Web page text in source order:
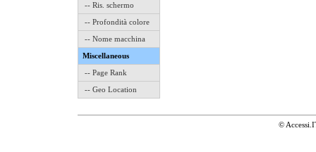
-- Ris. schermo
-- Profondità colore
-- Nome macchina
Miscellaneous
-- Page Rank
-- Geo Location
©